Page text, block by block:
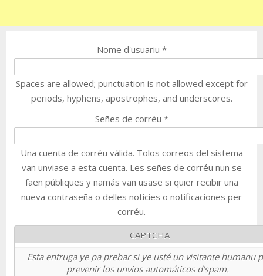
Nome d'usuariu *
Spaces are allowed; punctuation is not allowed except for
periods, hyphens, apostrophes, and underscores.
Señes de corréu *
Una cuenta de corréu válida. Tolos correos del sistema
van unviase a esta cuenta. Les señes de corréu nun se
faen públiques y namás van usase si quier recibir una
nueva contraseña o delles noticies o notificaciones per
corréu.
CAPTCHA
Esta entruga ye pa prebar si ye usté un visitante humanu
prevenir los unvios automáticos d'spam.